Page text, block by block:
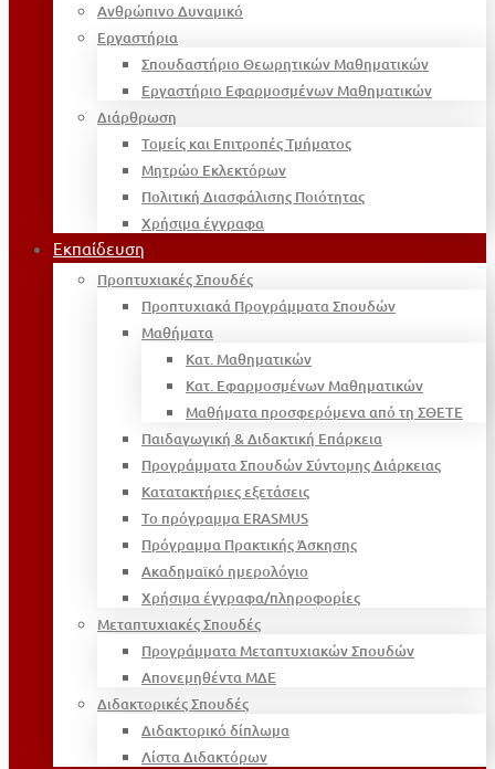
Ανθρώπινο Δυναμικό
Εργαστήρια
Σπουδαστήριο Θεωρητικών Μαθηματικών
Εργαστήριο Εφαρμοσμένων Μαθηματικών
Διάρθρωση
Τομείς και Επιτροπές Τμήματος
Μητρώο Εκλεκτόρων
Πολιτική Διασφάλισης Ποιότητας
Χρήσιμα έγγραφα
Εκπαίδευση
Προπτυχιακές Σπουδές
Προπτυχιακά Προγράμματα Σπουδών
Μαθήματα
Κατ. Μαθηματικών
Κατ. Εφαρμοσμένων Μαθηματικών
Μαθήματα προσφερόμενα από τη ΣΘΕΤΕ
Παιδαγωγική & Διδακτική Επάρκεια
Προγράμματα Σπουδών Σύντομης Διάρκειας
Κατατακτήριες εξετάσεις
Το πρόγραμμα ERASMUS
Πρόγραμμα Πρακτικής Άσκησης
Ακαδημαϊκό ημερολόγιο
Χρήσιμα έγγραφα/πληροφορίες
Μεταπτυχιακές Σπουδές
Προγράμματα Μεταπτυχιακών Σπουδών
Απονεμηθέντα ΜΔΕ
Διδακτορικές Σπουδές
Διδακτορικό δίπλωμα
Λίστα Διδακτόρων